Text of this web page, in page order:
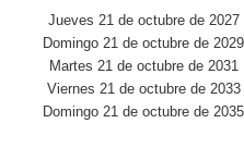
Jueves 21 de octubre de 2027
Domingo 21 de octubre de 2029
Martes 21 de octubre de 2031
Viernes 21 de octubre de 2033
Domingo 21 de octubre de 2035